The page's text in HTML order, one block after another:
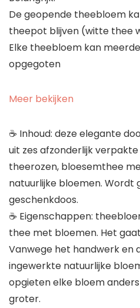
De geopende theebloem
theepot blijven (witte thee
Elke theebloem kan
opgegoten
Meer bekijken
☕ Inhoud: deze elegante
uit zes afzonderlijk
theerozen, bloesemthee
natuurlijke bloemen. Wordt
geschenkdoos.
☕ Eigenschappen:
thee met bloemen. Het
Vanwege het handwerk en
ingewerkte natuurlijke
opgieten elke bloem
groter.